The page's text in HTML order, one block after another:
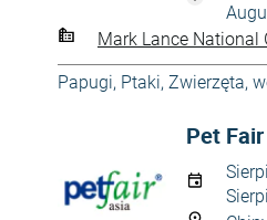
Mark Lance National
Papugi, Ptaki, Zwierzęta,
Pet